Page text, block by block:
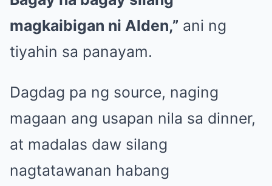
magkaibigan ni Alden,” ani ng
tiyahin sa panayam.
Dagdag pa ng source, naging
magaan ang usapan nila sa dinner,
at madalas daw silang
nagtatawanan habang